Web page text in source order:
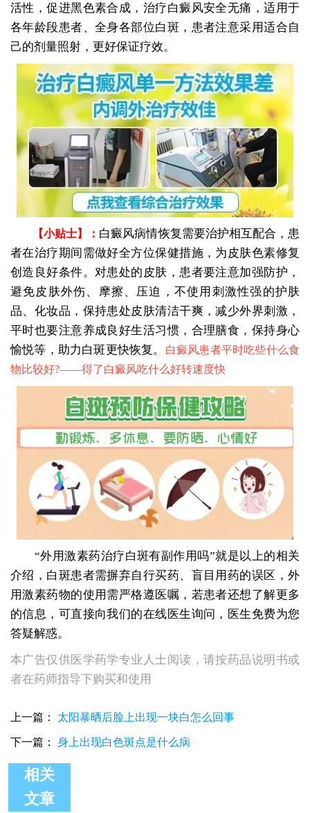
活性，促进黑色素合成，治疗白癜风安全无痛，适用于
各年龄段患者、全身各部位白斑，患者注意采用适合自
己的剂量照射，更好保证疗效。
【小贴士】： 白癜风病情恢复需要治护相互配合，患
者在治疗期间需做好全方位保健措施，为皮肤色素修复
创造良好条件。对患处的皮肤，患者要注意加强防护，
避免皮肤外伤、摩擦、压迫，不使用刺激性强的护肤
品、化妆品，保持患处皮肤清洁干爽，减少外界刺激，
平时也要注意养成良好生活习惯，合理膳食，保持身心
愉悦等，助力白斑更快恢复。
白癜风患者平时吃些什么食
物比较好?——得了白癜风吃什么好转速度快
“外用激素药治疗白斑有副作用吗”就是以上的相关
介绍，白斑患者需摒弃自行买药、盲目用药的误区，外
用激素药物的使用需严格遵医嘱，若患者还想了解更多
的信息，可直接向我们的在线医生询问，医生免费为您
答疑解惑。
本广告仅供医学药学专业人士阅读，请按药品说明书或
者在药师指导下购买和使用
上一篇： 太阳暴晒后脸上出现一块白怎么回事
下一篇： 身上出现白色斑点是什么病
相关
文章